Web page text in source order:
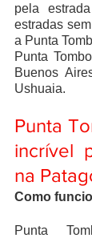
pela
estradas
a Punta
Punta
Buenos
Ushuaia.
Punta
incrível
na
Como
Punta